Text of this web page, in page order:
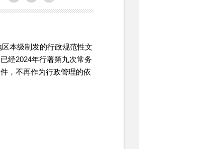
本级制发的行政规范性文
经2024年行署第九次常务
，不再作为行政管理的依